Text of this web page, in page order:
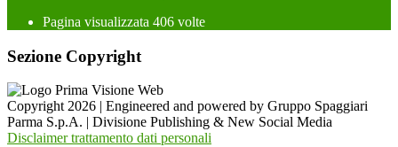
Pagina visualizzata 406 volte
Sezione Copyright
Copyright 2026 | Engineered and powered by Gruppo Spaggiari
Parma S.p.A. | Divisione Publishing & New Social Media
Disclaimer trattamento dati personali